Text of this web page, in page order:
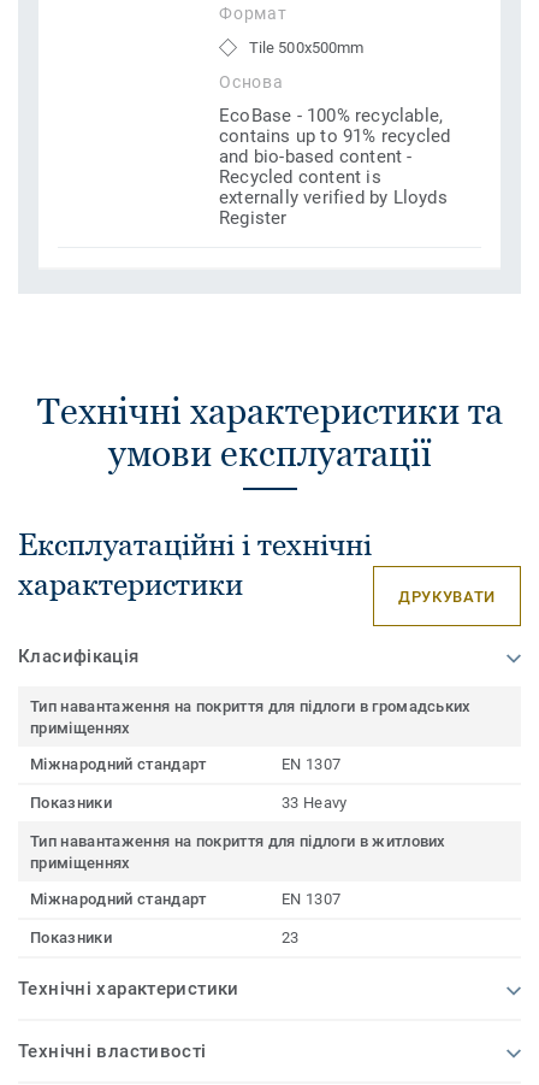
Формат
Tile 500x500mm
Основа
EcoBase - 100% recyclable,
contains up to 91% recycled
and bio-based content -
Recycled content is
externally verified by Lloyds
Register
Технічні характеристики та
умови експлуатації
Експлуатаційні і технічні
характеристики
ДРУКУВАТИ
Класифікація
Тип навантаження на покриття для підлоги в громадських
приміщеннях
Міжнародний стандарт
EN 1307
Показники 33 Heavy
Тип навантаження на покриття для підлоги в житлових
приміщеннях
Міжнародний стандарт
EN 1307
Показники 23
Технічні характеристики
Технічні властивості